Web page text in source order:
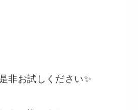
非お試しください✨